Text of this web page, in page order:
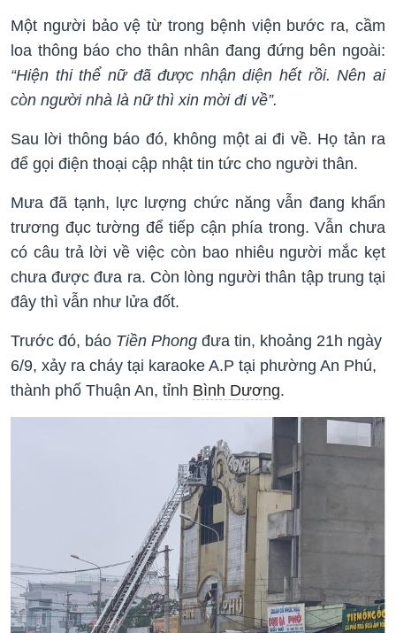
Một người bảo vệ từ trong bệnh viện bước ra, cầm
loa thông báo cho thân nhân đang đứng bên ngoài:
“Hiện thi thể nữ đã được nhận diện hết rồi. Nên ai
còn người nhà là nữ thì xin mời đi về”.
Sau lời thông báo đó, không một ai đi về. Họ tản ra
để gọi điện thoại cập nhật tin tức cho người thân.
Mưa đã tạnh, lực lượng chức năng vẫn đang khẩn
trương đục tường để tiếp cận phía trong. Vẫn chưa
có câu trả lời về việc còn bao nhiêu người mắc kẹt
chưa được đưa ra. Còn lòng người thân tập trung tại
đây thì vẫn như lửa đốt.
Trước đó, báo Tiền Phong đưa tin, khoảng 21h ngày
6/9, xảy ra cháy tại karaoke A.P tại phường An Phú,
thành phố Thuận An, tỉnh Bình Dương.